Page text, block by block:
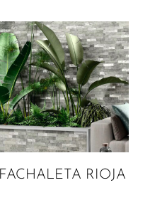
FACHALETA RIOJA